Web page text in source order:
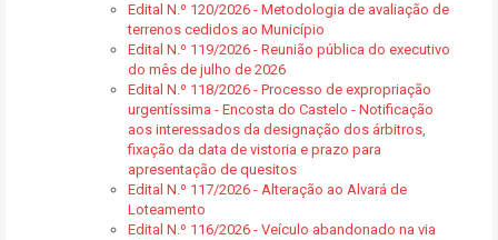
Edital N.º 120/2026 - Metodologia de avaliação de
terrenos cedidos ao Município
Edital N.º 119/2026 - Reunião pública do executivo
do mês de julho de 2026
Edital N.º 118/2026 - Processo de expropriação
urgentíssima - Encosta do Castelo - Notificação
aos interessados da designação dos árbitros,
fixação da data de vistoria e prazo para
apresentação de quesitos
Edital N.º 117/2026 - Alteração ao Alvará de
Loteamento
Edital N.º 116/2026 - Veículo abandonado na via